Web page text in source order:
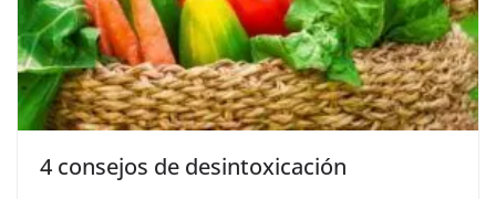
4 consejos de desintoxicación